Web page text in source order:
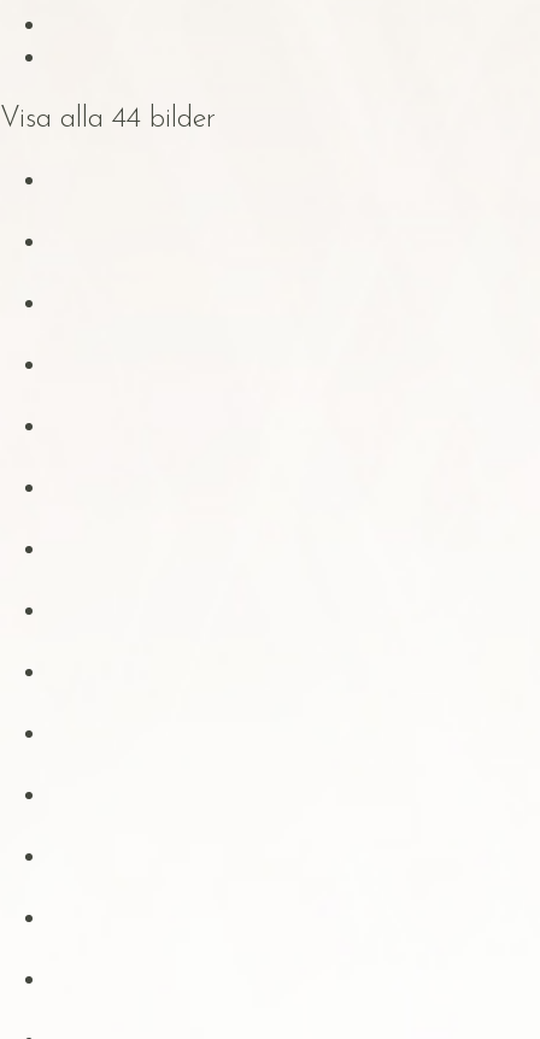
Visa alla 44 bilder